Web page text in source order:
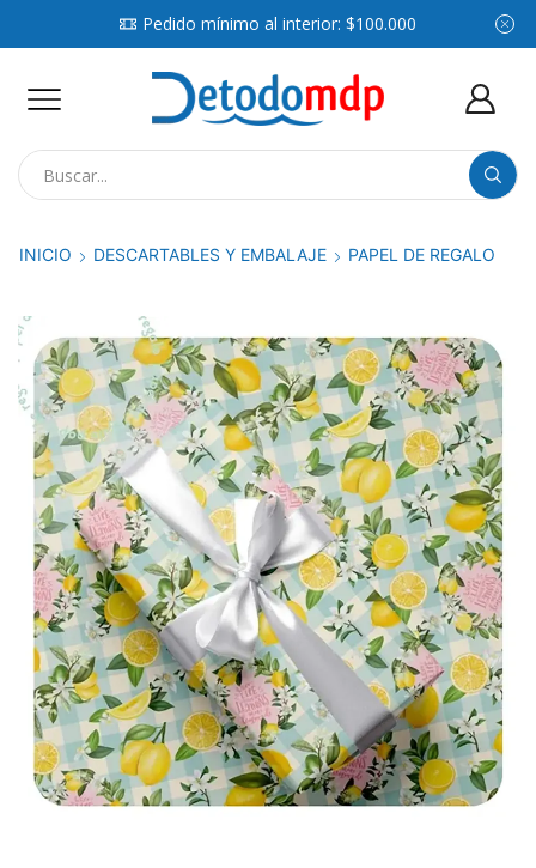
Pedido mínimo al interior: $100.000
INICIO DESCARTABLES Y EMBALAJE PAPEL DE REGALO